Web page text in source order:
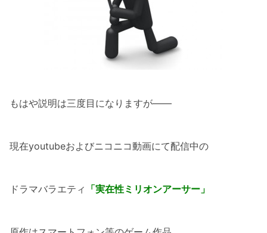
もはや説明は三度目になりますが――
現在youtubeおよびニコニコ動画にて配信中の
ドラマバラエティ 「実在性ミリオンアーサー」